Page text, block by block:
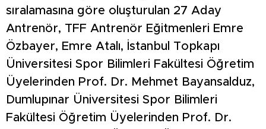
sıralamasına göre oluşturulan 27 Aday
Antrenör, TFF Antrenör Eğitmenleri Emre
Özbayer, Emre Atalı, İstanbul Topkapı
Üniversitesi Spor Bilimleri Fakültesi Öğretim
Üyelerinden Prof. Dr. Mehmet Bayansalduz,
Dumlupınar Üniversitesi Spor Bilimleri
Fakültesi Öğretim Üyelerinden Prof. Dr.